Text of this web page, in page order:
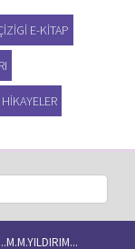
E-KITAP